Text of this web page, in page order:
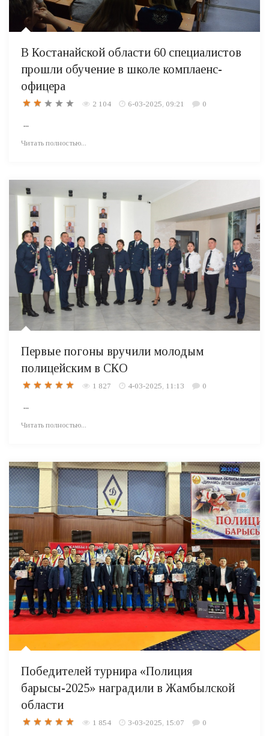
В Костанайской области 60 специалистов
прошли обучение в школе комплаенс-
офицера
2 104 6-03-2025, 09:21 0
...
Читать полностью...
Первые погоны вручили молодым
полицейским в СКО
1 827 4-03-2025, 11:13 0
...
Читать полностью...
Победителей турнира «Полиция
барысы-2025» наградили в Жамбылской
области
1 854 3-03-2025, 15:07 0